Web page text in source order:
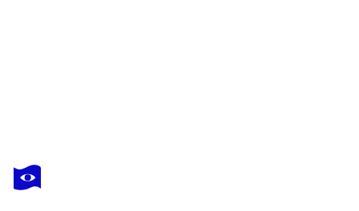
HISATO FUKUMOTO
共生（十四） / harmony 14